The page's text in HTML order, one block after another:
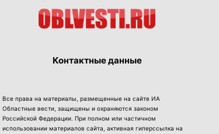
Контактные данные
Все права на материалы, размещенные на сайте ИА
Областные вести, защищены и охраняются законом
Российской Федерации. При полном или частичном
использовании материалов сайта, активная гиперссылка на